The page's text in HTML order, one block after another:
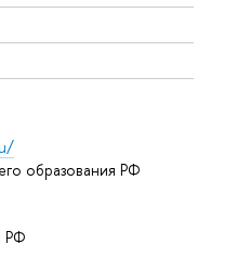
образования РФ
РФ